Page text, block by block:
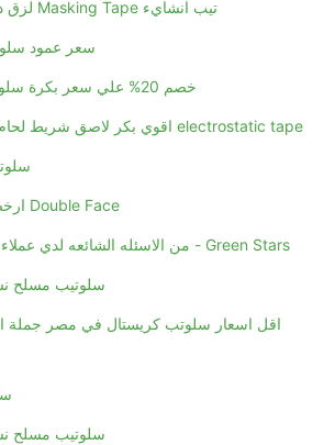
لزق دوكو انشائي وحراري Masking Tape تيب انشايء
سعر عمود
خصم 20% علي سعر بكرة سلوتيب كريستال عريض
اقوي بكر لاصق شريط لحام كهرباء ( شيكرتون ) electrostatic tape
من الاسئله الشائعه لدي عملاء مصنع - جرين ستارز - Green Stars
سلوتيب مسلح
اقل اسعار سلوتب كريستال في مصر جملة
سلوتيب مسلح